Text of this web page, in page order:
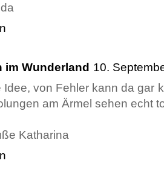
im Wunderland 10.
Idee, von Fehler kann da gar
am Ärmel sehen echt
Katharina